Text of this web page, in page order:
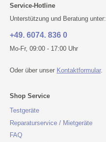
Service-Hotline
Unterstützung und Beratung unter:
+49. 6074. 836 0
Mo-Fr, 09:00 - 17:00 Uhr
Oder über unser Kontaktformular.
Shop Service
Testgeräte
Reparaturservice / Mietgeräte
FAQ